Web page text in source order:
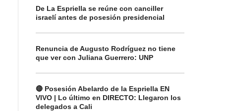
De La Espriella se reúne con canciller
israelí antes de posesión presidencial
Renuncia de Augusto Rodríguez no tiene
que ver con Juliana Guerrero: UNP
🔴 Posesión Abelardo de la Espriella EN
VIVO | Lo último en DIRECTO: Llegaron los
delegados a Cali